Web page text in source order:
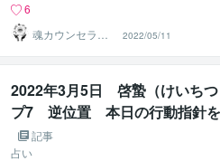
6
魂カウンセラー
✨ あきほ（aki
ho）
2022/05/11
2022年3月5日 啓蟄（けいち
プ7 逆位置 本日の行動指針を
ます。
記事
占い